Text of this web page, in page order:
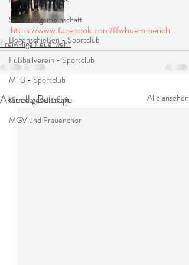
Seniorengemeinschaft
Bogenschießen - Sportclub
Fußballverein - Sportclub
MTB - Sportclub
Kirmesgesellschaft
MGV und Frauenchor
https://www.facebook.com/ffwhuemmerich
Freiwillige Feuerwehr
Aktuelle Beiträge Alle ansehen